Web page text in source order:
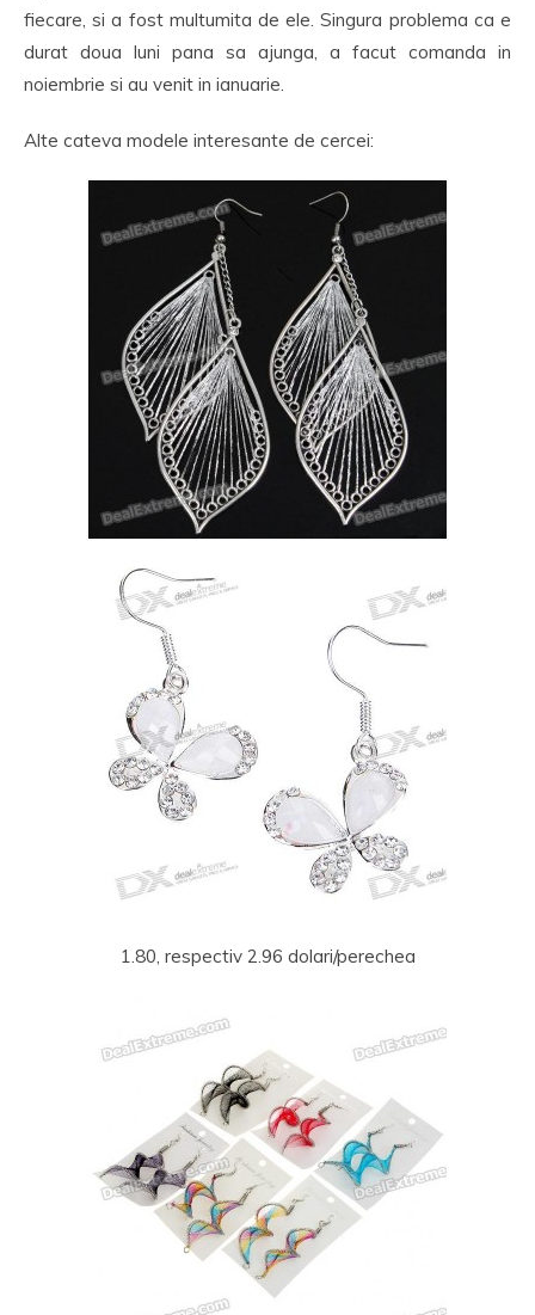
fiecare, si a fost multumita de ele. Singura problema ca e
durat doua luni pana sa ajunga, a facut comanda in
noiembrie si au venit in ianuarie.
Alte cateva modele interesante de cercei:
1.80, respectiv 2.96 dolari/perechea